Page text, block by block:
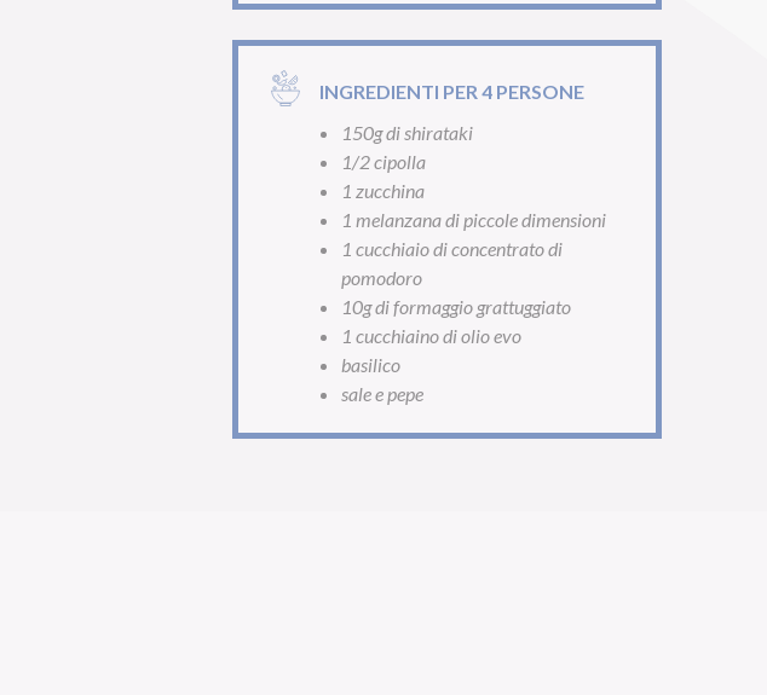
INGREDIENTI PER 4 PERSONE
150g di shirataki
1/2 cipolla
1 zucchina
1 melanzana di piccole dimensioni
1 cucchiaio di concentrato di
pomodoro
10g di formaggio grattuggiato
1 cucchiaino di olio evo
basilico
sale e pepe